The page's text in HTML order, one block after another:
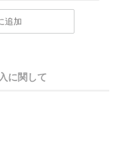
追加
に関して